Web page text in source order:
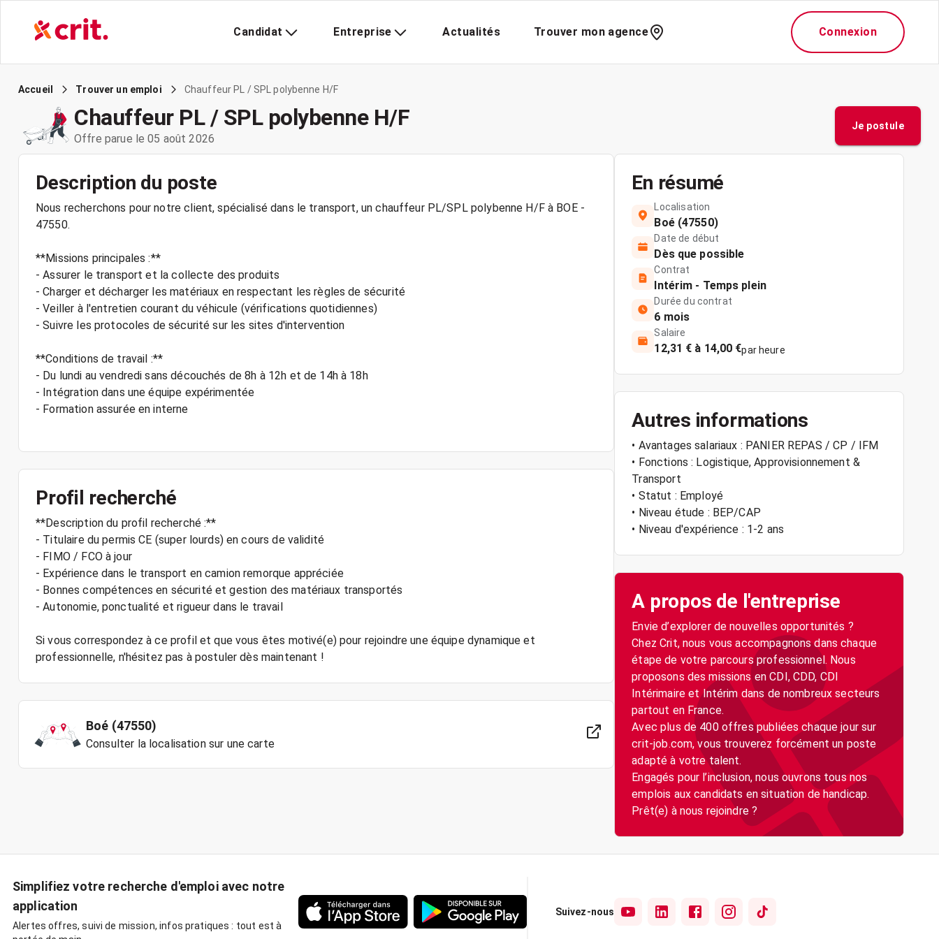
Candidat Entreprise Actualités Trouver mon agence Connexion
Accueil Trouver un emploi Chauffeur PL / SPL polybenne H/F
Chauffeur PL / SPL polybenne H/F
Offre parue le 05 août 2026
Je postule
Description du poste
Nous recherchons pour notre client, spécialisé dans le transport, un chauffeur PL/SPL polybenne H/F à BOE -
47550.
**Missions principales :**
- Assurer le transport et la collecte des produits
- Charger et décharger les matériaux en respectant les règles de sécurité
- Veiller à l'entretien courant du véhicule (vérifications quotidiennes)
- Suivre les protocoles de sécurité sur les sites d'intervention
**Conditions de travail :**
- Du lundi au vendredi sans découchés de 8h à 12h et de 14h à 18h
- Intégration dans une équipe expérimentée
- Formation assurée en interne
Profil recherché
**Description du profil recherché :**
- Titulaire du permis CE (super lourds) en cours de validité
- FIMO / FCO à jour
- Expérience dans le transport en camion remorque appréciée
- Bonnes compétences en sécurité et gestion des matériaux transportés
- Autonomie, ponctualité et rigueur dans le travail
Si vous correspondez à ce profil et que vous êtes motivé(e) pour rejoindre une équipe dynamique et
Boé (47550)
Consulter la localisation sur une carte
En résumé
Localisation
Boé (47550)
Date de début
Dès que possible
Contrat
Intérim - Temps plein
Durée du contrat
6 mois
Salaire
12,31 € à 14,00 €par heure
Autres informations
• Avantages salariaux : PANIER REPAS / CP / IFM
• Fonctions : Logistique, Approvisionnement &
Transport
• Statut : Employé
• Niveau étude : BEP/CAP
• Niveau d'expérience : 1-2 ans
A propos de l'entreprise
Envie d’explorer de nouvelles opportunités ?
Chez Crit, nous vous accompagnons dans chaque
étape de votre parcours professionnel. Nous
proposons des missions en CDI, CDD, CDI
Intérimaire et Intérim dans de nombreux secteurs
partout en France.
Avec plus de 400 offres publiées chaque jour sur
crit-job.com, vous trouverez forcément un poste
adapté à votre talent.
Engagés pour l’inclusion, nous ouvrons tous nos
emplois aux candidats en situation de handicap.
Simplifiez votre recherche d'emploi avec notre
application
Alertes offres, suivi de mission, infos pratiques : tout est à
Suivez-nous